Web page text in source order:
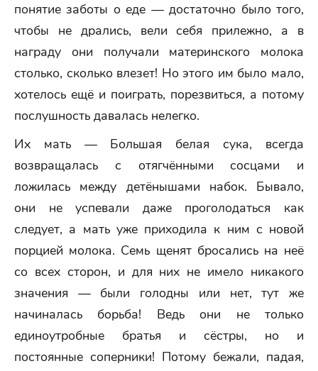
понятие заботы о еде — достаточно было того,
чтобы не дрались, вели себя прилежно, а в
награду они получали материнского молока
столько, сколько влезет! Но этого им было мало,
хотелось ещё и поиграть, порезвиться, а потому
послушность давалась нелегко.
Их мать — Большая белая сука, всегда
возвращалась с отягчёнными сосцами и
ложилась между детёнышами набок. Бывало,
они не успевали даже проголодаться как
следует, а мать уже приходила к ним с новой
порцией молока. Семь щенят бросались на неё
со всех сторон, и для них не имело никакого
значения — были голодны или нет, тут же
начиналась борьба! Ведь они не только
единоутробные братья и сёстры, но и
постоянные соперники! Потому бежали, падая,